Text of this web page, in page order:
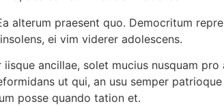
alterum praesent quo. Democritum
ei vim viderer adolescens.
ancillae, solet mucius nusquam
ut qui, an usu semper
posse quando tation et.